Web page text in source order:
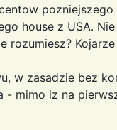
house z USA.
rozumiesz?
w zasadzie bez
- mimo iz na